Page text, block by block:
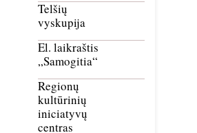
Telšių
vyskupija
El. laikraštis
„Samogitia“
Regionų
kultūrinių
iniciatyvų
centras